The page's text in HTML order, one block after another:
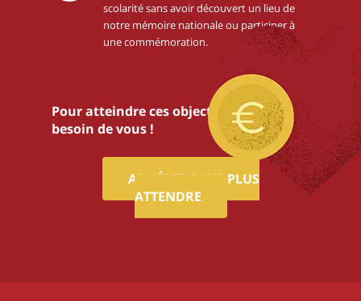
scolarité sans avoir découvert un lieu de
notre mémoire nationale ou participer à
une commémoration.
Pour atteindre ces objectifs,nous avons
besoin de vous !
ADHÉREZ SANS PLUS
ATTENDRE